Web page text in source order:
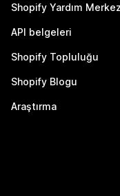
Shopify Yardım
API belgeleri
Shopify Topluluğu
Shopify Blogu
Araştırma